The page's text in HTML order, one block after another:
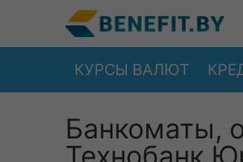
КУРСЫ ВАЛЮТ
Банкоматы,